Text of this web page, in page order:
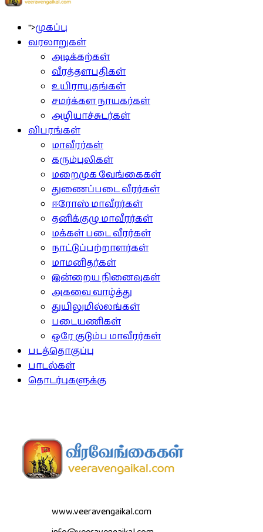
">முகப்பு
வரலாறுகள்
அடிக்கற்கள்
வீரத்தளபதிகள்
உயிராயுதங்கள்
சமர்க்கள நாயகர்கள்
அழியாச்சுடர்கள்
விபரங்கள்
மாவீரர்கள்
கரும்புலிகள்
மறைமுக வேங்கைகள்
துணைப்படை வீரர்கள்
ஈரோஸ் மாவீரர்கள்
தனிக்குழு மாவீரர்கள்
மக்கள் படை வீரர்கள்
நாட்டுப்பற்றாளர்கள்
மாமனிதர்கள்
இன்றைய நினைவுகள்
அகவை வாழ்த்து
துயிலுமில்லங்கள்
படையணிகள்
ஒரே குடும்ப மாவீரர்கள்
படத்தொகுப்பு
பாடல்கள்
தொடர்புகளுக்கு
www.veeravengaikal.com